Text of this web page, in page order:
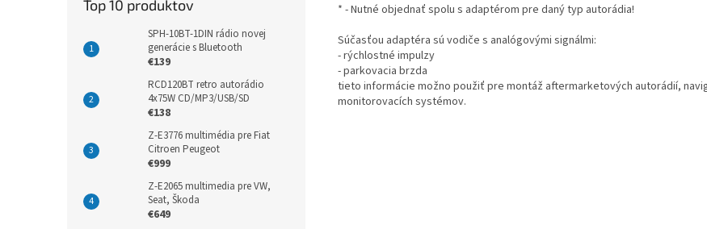
Top 10 produktov
SPH-10BT-1DIN rádio novej
generácie s Bluetooth
€139
RCD120BT retro autorádio
4x75W CD/MP3/USB/SD
€138
Z-E3776 multimédia pre Fiat
Citroen Peugeot
€999
Z-E2065 multimedia pre VW,
Seat, Škoda
€649
* - Nutné objednať spolu s adaptérom pre daný typ autorádia!
Súčasťou adaptéra sú vodiče s analógovými signálmi:
- rýchlostné impulzy
- parkovacia brzda
tieto informácie možno použiť pre montáž aftermarketových autorádií,
monitorovacích systémov.